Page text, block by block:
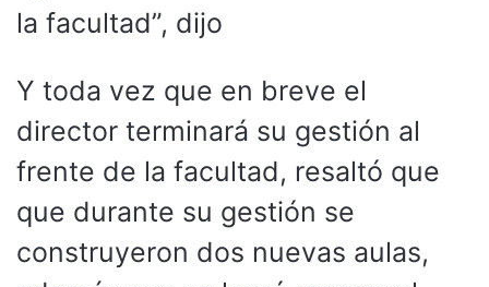
la facultad”, dijo
Y toda vez que en breve el
director terminará su gestión al
frente de la facultad, resaltó que
que durante su gestión se
construyeron dos nuevas aulas,